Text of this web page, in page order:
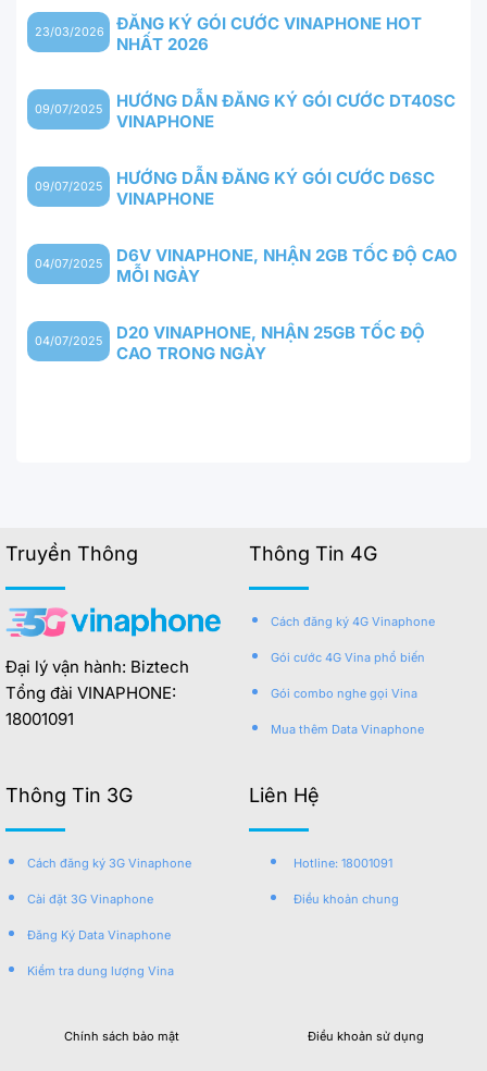
ĐĂNG KÝ GÓI CƯỚC VINAPHONE HOT
NHẤT 2026
23/03/2026
HƯỚNG DẪN ĐĂNG KÝ GÓI CƯỚC DT40SC
VINAPHONE
09/07/2025
HƯỚNG DẪN ĐĂNG KÝ GÓI CƯỚC D6SC
VINAPHONE
09/07/2025
D6V VINAPHONE, NHẬN 2GB TỐC ĐỘ CAO
MỖI NGÀY
04/07/2025
D20 VINAPHONE, NHẬN 25GB TỐC ĐỘ
CAO TRONG NGÀY
04/07/2025
Truyền Thông
Đại lý vận hành: Biztech
Tổng đài VINAPHONE:
18001091
Thông Tin 4G
Cách đăng ký 4G Vinaphone
Gói cước 4G Vina phổ biến
Gói combo nghe gọi Vina
Mua thêm Data Vinaphone
Thông Tin 3G
Cách đăng ký 3G Vinaphone
Cài đặt 3G Vinaphone
Đăng Ký Data Vinaphone
Kiểm tra dung lượng Vina
Liên Hệ
Hotline: 18001091
Điều khoản chung
Chính sách bảo mật Điều khoản sử dụng